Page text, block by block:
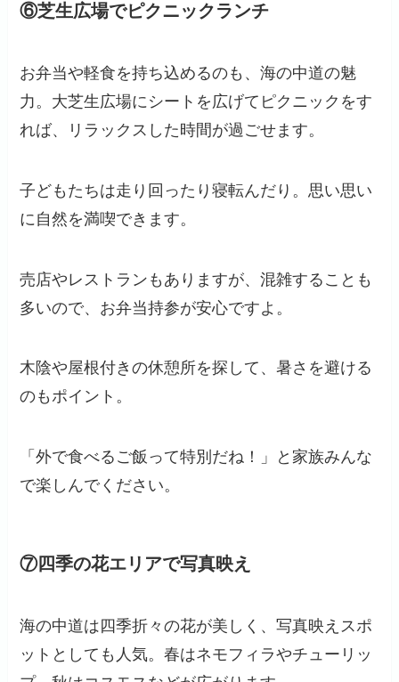
⑥芝生広場でピクニックランチ
お弁当や軽食を持ち込めるのも、海の中道の魅
力。大芝生広場にシートを広げてピクニックをす
れば、リラックスした時間が過ごせます。
子どもたちは走り回ったり寝転んだり。思い思い
に自然を満喫できます。
売店やレストランもありますが、混雑することも
多いので、お弁当持参が安心ですよ。
木陰や屋根付きの休憩所を探して、暑さを避ける
のもポイント。
「外で食べるご飯って特別だね！」と家族みんな
で楽しんでください。
⑦四季の花エリアで写真映え
海の中道は四季折々の花が美しく、写真映えスポ
ットとしても人気。春はネモフィラやチューリッ